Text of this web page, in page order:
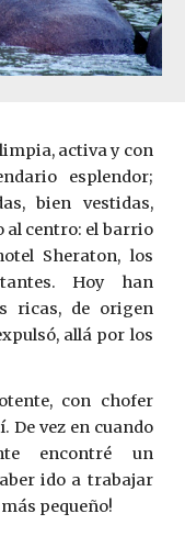
activa y con
esplendor;
bien vestidas,
al ­centro: el barrio
Sheraton, los
Hoy han
ricas, de origen
allá por los
con chofer
De vez en cuando
encontré un
ido a ­trabajar
pequeño!